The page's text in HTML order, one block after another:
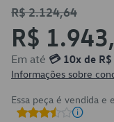
R$ 2.124,64
R$
Em até 💳 10x de
Informações sobre
Essa peça é vendida e